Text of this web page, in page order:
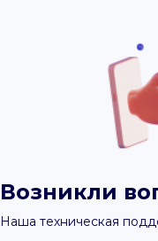
Возникли
Наша техническая